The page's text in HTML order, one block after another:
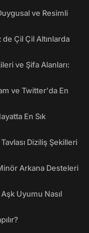
ve Resimli
Çil Çil Altınlarda
ve Şifa Alanları:
ve Twitter'da En
En Sık
Diziliş Şekilleri
Arkana Desteleri
Uyumu Nasıl